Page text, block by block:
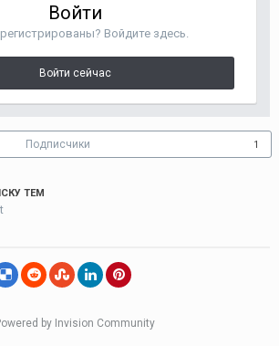
Войти
Войдите здесь.
Войти сейчас
Подписчики 1
ТЕМ
by Invision Community